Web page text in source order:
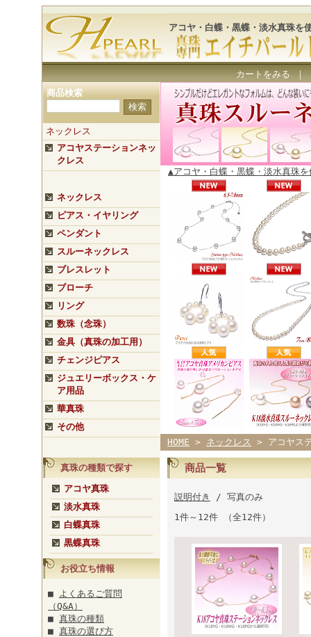
アコヤ・白蝶・黒蝶・淡水真珠を
カートをみる｜
商品検索
ネックレス
アコヤステーションネッ
クレス
ネックレス
ピアス・イヤリング
ペンダント
スルーネックレス
ブレスレット
ブローチ
リング
数珠（念珠）
金具（真珠の加工用）
チェンジピアス
ジュエリーボックス・ケ
ア用品
華真珠
その他
真珠の種類で探す
アコヤ真珠
淡水真珠
白蝶真珠
黒蝶真珠
お役立ち情報
■
よくあるご質問
（Q&A）
■ 真珠の種類
■ 真珠の選び方
▲アコヤ・白蝶・黒蝶・淡水真珠
HOME > ネックレス > アコヤス
商品一覧
説明付き
/ 写真のみ
1件～12件 （全12件）